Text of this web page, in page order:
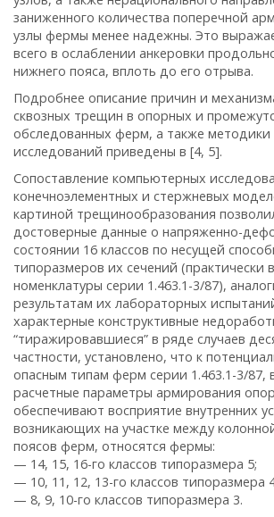
заниженного количества поперечной
узлы фермы менее надежны. Это
всего в ослаблении анкеровки
нижнего пояса, вплоть до его отрыва.
Подробнее описание причин и
сквозных трещин в опорных и
обследованных ферм, а также методики
исследований приведены в [4, 5].
Сопоставление компьютерных
конечноэлементных и стержневых
картиной трещинообразования
достоверные данные о напряженно-
состоянии 16 классов по несущей
типоразмеров их сечений (практически
номенклатуры серии 1.463.1-3/87),
результатам их лабораторных
характерные конструктивные
“тиражировавшиеся” в ряде случаев
частности, установлено, что к
опасным типам ферм серии 1.463.1-3/87,
расчетные параметры армирования
обеспечивают восприятие внутренних
возникающих на участке между
поясов ферм, относятся фермы:
— 14, 15, 16-го классов типоразмера 5;
— 10, 11, 12, 13-го классов типоразмера
— 8, 9, 10-го классов типоразмера 3.